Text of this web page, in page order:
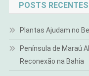
POSTS RECENTES
Plantas Ajudam no
Península de Maraú
Reconexão na Bahia